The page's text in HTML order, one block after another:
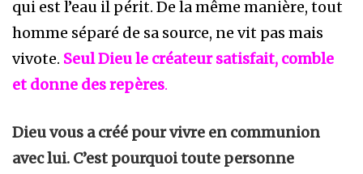
qui est l’eau il périt. De la même manière, tout
homme séparé de sa source, ne vit pas mais
vivote. Seul Dieu le créateur satisfait, comble
et donne des repères.
Dieu vous a créé pour vivre en communion
avec lui. C’est pourquoi toute personne